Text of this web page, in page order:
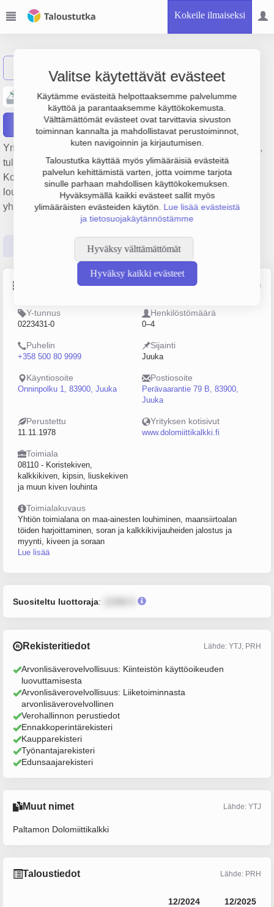
Kokeile ilmaiseksi
Valitse käytettävät evästeet
Käytämme evästeitä helpottaaksemme palvelumme
käyttöä ja parantaaksemme käyttökokemusta.
Välttämättömät evästeet ovat tarvittavia sivuston
toiminnan kannalta ja mahdollistavat perustoiminnot,
kuten navigoinnin ja kirjautumisen.
Taloustutka käyttää myös ylimääräisiä evästeitä
palvelun kehittämistä varten, jotta voimme tarjota
sinulle parhaan mahdollisen käyttökokemuksen.
Hyväksymällä kaikki evästeet sallit myös
ylimääräisten evästeiden käytön. Lue lisää evästeistä
ja tietosuojakäytännöstämme
Hyväksy välttämättömät
Hyväksy kaikki evästeet
Juuan Dolomiittikalkki Oy
Raportit
Yrityksen Juuan Dolomiittikalkki Oy liikevaihto on 1.5 milj. €,
tulos 154 000 € ja henkilöstömäärä 4. Sen päätoimiala on
Koristekiven, kalkkikiven, kipsin, liuskekiven ja muun kiven
louhinta, perustamisvuosi 1978 ja sijainti Juuka. Yrityksen
yhtiömuoto Osakeyhtiö (OY).
Tilinpäätösluvut Päättäjätiedot
Lähde: YTJ, PRH, Traficom
Y-tunnus
0223431-0
Henkilöstömäärä
0–4
Puhelin
+358 500 80 9999
Sijainti
Juuka
Käyntiosoite
Onninpolku 1, 83900, Juuka
Postiosoite
Perävaarantie 79 B, 83900,
Juuka
Perustettu
11.11.1978
Yrityksen kotisivut
www.dolomiittikalkki.fi
Toimiala
08110 - Koristekiven,
kalkkikiven, kipsin, liuskekiven
ja muun kiven louhinta
Toimialakuvaus
Yhtiön toimialana on maa-ainesten louhiminen, maansiirtoalan
töiden harjoittaminen, soran ja kalkkikivijauheiden jalostus ja
myynti, kiveen ja soraan
Lue lisää
Suositeltu luottoraja:
Rekisteritiedot Lähde: YTJ, PRH
Arvonlisäverovelvollisuus: Kiinteistön käyttöoikeuden
luovuttamisesta
Arvonlisäverovelvollisuus: Liiketoiminnasta
arvonlisäverovelvollinen
Verohallinnon perustiedot
Ennakkoperintärekisteri
Kaupparekisteri
Työnantajarekisteri
Edunsaajarekisteri
Muut nimet Lähde: YTJ
Paltamon Dolomiittikalkki
Taloustiedot Lähde: PRH
12/2024 12/2025